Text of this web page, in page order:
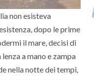
non esisteva
dopo le prime
il mare, decisi di
a mano e zampa
nella notte dei tempi,